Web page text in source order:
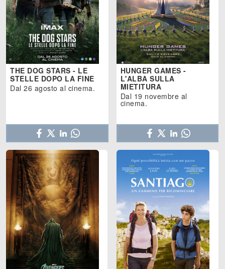
THE DOG STARS - LE
STELLE DOPO LA FINE
Dal 26 agosto al cinema.
HUNGER GAMES -
L'ALBA SULLA
MIETITURA
Dal 19 novembre al
cinema.